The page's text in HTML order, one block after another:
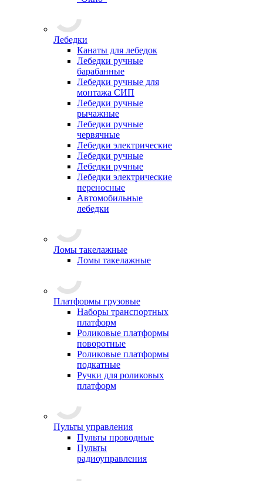
Лебедки
Канаты для лебедок
Лебедки ручные
барабанные
Лебедки ручные для
монтажа СИП
Лебедки ручные
рычажные
Лебедки ручные
червячные
Лебедки электрические
Лебедки ручные
Лебедки ручные
Лебедки электрические
переносные
Автомобильные
лебедки
Ломы такелажные
Ломы такелажные
Платформы грузовые
Наборы транспортных
платформ
Роликовые платформы
поворотные
Роликовые платформы
подкатные
Ручки для роликовых
платформ
Пульты управления
Пульты проводные
Пульты
радиоуправления